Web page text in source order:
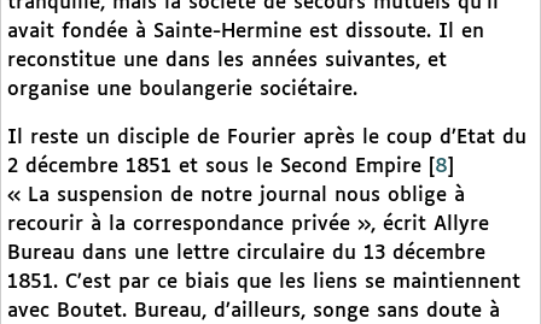
avait fondée à Sainte-Hermine est dissoute. Il en
reconstitue une dans les années suivantes, et
organise une boulangerie sociétaire.
Il reste un disciple de Fourier après le coup d’Etat du
2 décembre 1851 et sous le Second Empire
8
« La suspension de notre journal nous oblige à
recourir à la correspondance privée », écrit Allyre
Bureau dans une lettre circulaire du 13 décembre
1851. C’est par ce biais que les liens se maintiennent
avec Boutet. Bureau, d’ailleurs, songe sans doute à